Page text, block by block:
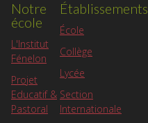
Notre
école
L'Institut
Fénelon
Projet
Educatif &
Pastoral
Établissements
École
Collège
Lycée
Section
Internationale